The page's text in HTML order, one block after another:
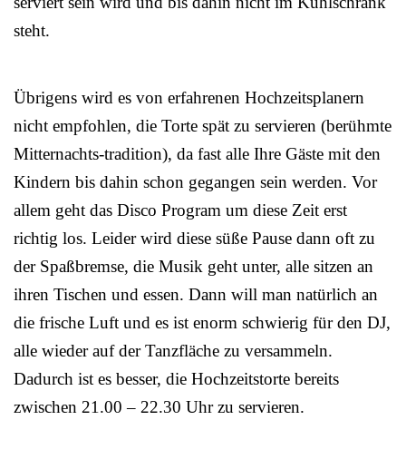
steht.
Übrigens wird es von erfahrenen Hochzeitsplanern
nicht empfohlen, die Torte spät zu servieren (berühmte
Mitternachts-tradition), da fast alle Ihre Gäste mit den
Kindern bis dahin schon gegangen sein werden. Vor
allem geht das Disco Program um diese Zeit erst
richtig los. Leider wird diese süße Pause dann oft zu
der Spaßbremse, die Musik geht unter, alle sitzen an
ihren Tischen und essen. Dann will man natürlich an
die frische Luft und es ist enorm schwierig für den DJ,
alle wieder auf der Tanzfläche zu versammeln.
Dadurch ist es besser, die Hochzeitstorte bereits
zwischen 21.00 – 22.30 Uhr zu servieren.